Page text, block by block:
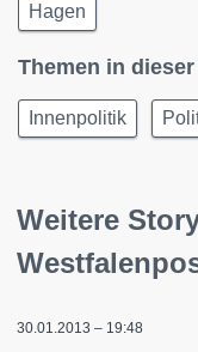
Hagen
Themen in
Innenpolitik
Weitere
30.01.2013 – 19:48